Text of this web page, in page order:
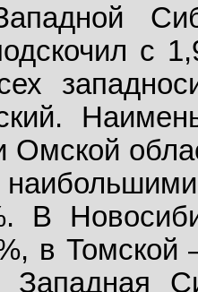
с
Омской
В
в Томской
Западная